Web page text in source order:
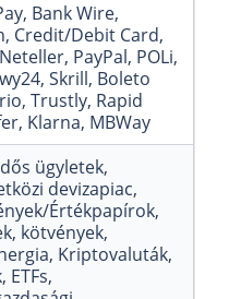
, Bank Wire,
, Credit/Debit Card,
, PayPal, POLi,
, Skrill, Boleto
, Trustly, Rapid
, Klarna, MBWay
ügyletek,
devizapiac,
Értékpapírok,
, kötvények,
, Kriptovaluták,
, ETFs,